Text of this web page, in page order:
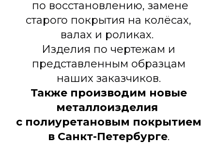
по восстановлению, замене
старого покрытия на колёсах,
валах и роликах.
Изделия по чертежам и
представленным образцам
наших заказчиков.
Также производим новые
металлоизделия
с полиуретановым покрытием
в Санкт-Петербурге.